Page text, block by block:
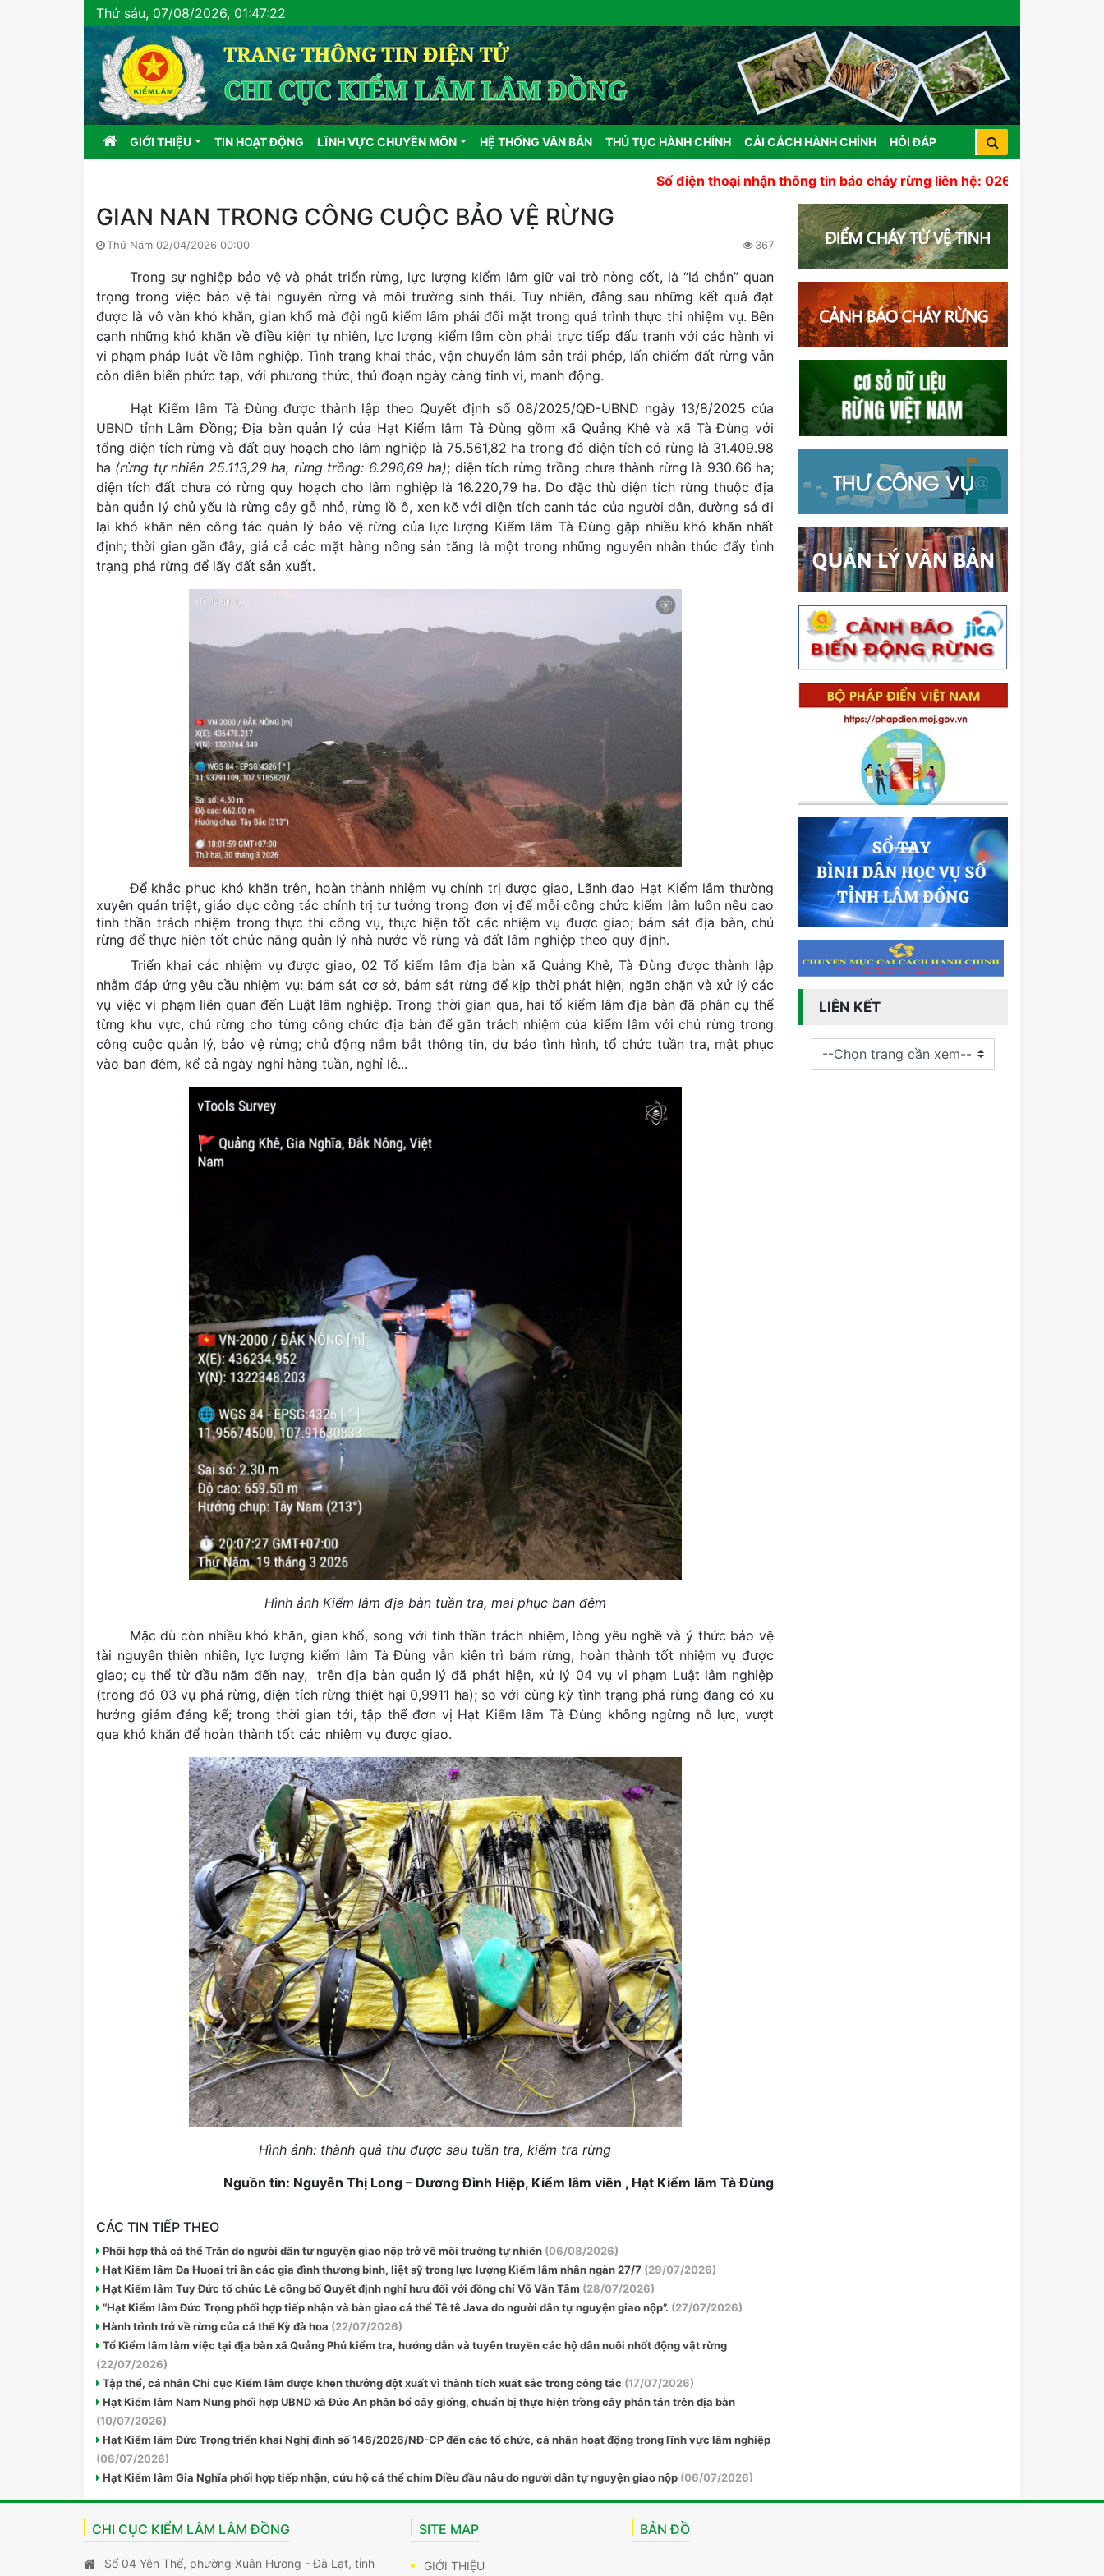
Thứ sáu, 07/08/2026, 01:47:23
(current)
GIỚI THIỆU TIN HOẠT ĐỘNG LĨNH VỰC CHUYÊN MÔN HỆ THỐNG VĂN BẢN THỦ TỤC HÀNH CHÍNH CẢI CÁCH HÀNH CHÍNH HỎI ĐÁP
Số điện thoại nhận thông tin báo cháy rừng liên hệ: 02633 822 441
GIAN NAN TRONG CÔNG CUỘC BẢO VỆ RỪNG
Thứ Năm 02/04/2026 00:00 367
Trong sự nghiệp bảo vệ và phát triển rừng, lực lượng kiểm lâm giữ vai trò nòng cốt, là “lá chắn” quan
trọng trong việc bảo vệ tài nguyên rừng và môi trường sinh thái. Tuy nhiên, đằng sau những kết quả đạt
được là vô vàn khó khăn, gian khổ mà đội ngũ kiểm lâm phải đối mặt trong quá trình thực thi nhiệm vụ. Bên
cạnh những khó khăn về điều kiện tự nhiên, lực lượng kiểm lâm còn phải trực tiếp đấu tranh với các hành vi
vi phạm pháp luật về lâm nghiệp. Tình trạng khai thác, vận chuyển lâm sản trái phép, lấn chiếm đất rừng vẫn
còn diễn biến phức tạp, với phương thức, thủ đoạn ngày càng tinh vi, manh động.
Hạt Kiểm lâm Tà Đùng được thành lập theo Quyết định số 08/2025/QĐ-UBND ngày 13/8/2025 của
UBND tỉnh Lâm Đồng; Địa bàn quản lý của Hạt Kiểm lâm Tà Đùng gồm xã Quảng Khê và xã Tà Đùng với
tổng diện tích rừng và đất quy hoạch cho lâm nghiệp là 75.561,82 ha trong đó diện tích có rừng là 31.409.98
ha (rừng tự nhiên 25.113,29 ha, rừng trồng: 6.296,69 ha); diện tích rừng trồng chưa thành rừng là 930.66 ha;
diện tích đất chưa có rừng quy hoạch cho lâm nghiệp là 16.220,79 ha. Do đặc thù diện tích rừng thuộc địa
bàn quản lý chủ yếu là rừng cây gỗ nhỏ, rừng lồ ô, xen kẽ với diện tích canh tác của người dân, đường sá đi
lại khó khăn nên công tác quản lý bảo vệ rừng của lực lượng Kiểm lâm Tà Đùng gặp nhiều khó khăn nhất
định; thời gian gần đây, giá cả các mặt hàng nông sản tăng là một trong những nguyên nhân thúc đẩy tình
trạng phá rừng để lấy đất sản xuất.
Để khắc phục khó khăn trên, hoàn thành nhiệm vụ chính trị được giao, Lãnh đạo Hạt Kiểm lâm thường
xuyên quán triệt, giáo dục công tác chính trị tư tưởng trong đơn vị để mỗi công chức kiểm lâm luôn nêu cao
tinh thần trách nhiệm trong thực thi công vụ, thực hiện tốt các nhiệm vụ được giao; bám sát địa bàn, chủ
rừng để thực hiện tốt chức năng quản lý nhà nước về rừng và đất lâm nghiệp theo quy định.
Triển khai các nhiệm vụ được giao, 02 Tổ kiểm lâm địa bàn xã Quảng Khê, Tà Đùng được thành lập
nhằm đáp ứng yêu cầu nhiệm vụ: bám sát cơ sở, bám sát rừng để kịp thời phát hiện, ngăn chặn và xử lý các
vụ việc vi phạm liên quan đến Luật lâm nghiệp. Trong thời gian qua, hai tổ kiểm lâm địa bàn đã phân cụ thể
từng khu vực, chủ rừng cho từng công chức địa bàn để gắn trách nhiệm của kiểm lâm với chủ rừng trong
công cuộc quản lý, bảo vệ rừng; chủ động nắm bắt thông tin, dự báo tình hình, tổ chức tuần tra, mật phục
vào ban đêm, kể cả ngày nghỉ hàng tuần, nghỉ lễ...
Hình ảnh Kiểm lâm địa bàn tuần tra, mai phục ban đêm
Mặc dù còn nhiều khó khăn, gian khổ, song với tinh thần trách nhiệm, lòng yêu nghề và ý thức bảo vệ
tài nguyên thiên nhiên, lực lượng kiểm lâm Tà Đùng vẫn kiên trì bám rừng, hoàn thành tốt nhiệm vụ được
giao; cụ thể từ đầu năm đến nay, trên địa bàn quản lý đã phát hiện, xử lý 04 vụ vi phạm Luật lâm nghiệp
(trong đó 03 vụ phá rừng, diện tích rừng thiệt hại 0,9911 ha); so với cùng kỳ tình trạng phá rừng đang có xu
hướng giảm đáng kể; trong thời gian tới, tập thể đơn vị Hạt Kiểm lâm Tà Đùng không ngừng nỗ lực, vượt
qua khó khăn để hoàn thành tốt các nhiệm vụ được giao.
Hình ảnh: thành quả thu được sau tuần tra, kiểm tra rừng
Nguồn tin: Nguyễn Thị Long – Dương Đình Hiệp, Kiểm lâm viên , Hạt Kiểm lâm Tà Đùng
CÁC TIN TIẾP THEO
Phối hợp thả cá thể Trăn do người dân tự nguyện giao nộp trở về môi trường tự nhiên (06/08/2026)
Hạt Kiểm lâm Đạ Huoai tri ân các gia đình thương binh, liệt sỹ trong lực lượng Kiểm lâm nhân ngàn 27/7 (29/07/2026)
Hạt Kiểm lâm Tuy Đức tổ chức Lễ công bố Quyết định nghỉ hưu đối với đồng chí Võ Văn Tâm (28/07/2026)
“Hạt Kiểm lâm Đức Trọng phối hợp tiếp nhận và bàn giao cá thể Tê tê Java do người dân tự nguyện giao nộp”. (27/07/2026)
Hành trình trở về rừng của cá thể Kỳ đà hoa (22/07/2026)
Tổ Kiểm lâm làm việc tại địa bàn xã Quảng Phú kiểm tra, hướng dẫn và tuyên truyền các hộ dân nuôi nhốt động vật rừng
(22/07/2026)
Tập thể, cá nhân Chi cục Kiểm lâm được khen thưởng đột xuất vì thành tích xuất sắc trong công tác (17/07/2026)
Hạt Kiểm lâm Nam Nung phối hợp UBND xã Đức An phân bổ cây giống, chuẩn bị thực hiện trồng cây phân tán trên địa bàn
(10/07/2026)
Hạt Kiểm lâm Đức Trọng triển khai Nghị định số 146/2026/NĐ-CP đến các tổ chức, cá nhân hoạt động trong lĩnh vực lâm nghiệp
(06/07/2026)
Hạt Kiểm lâm Gia Nghĩa phối hợp tiếp nhận, cứu hộ cá thể chim Diều đầu nâu do người dân tự nguyện giao nộp (06/07/2026)
LIÊN KẾT
CHI CỤC KIỂM LÂM LÂM ĐỒNG
Số 04 Yên Thế, phường Xuân Hương - Đà Lạt, tỉnh
SITE MAP
GIỚI THIỆU
BẢN ĐỒ